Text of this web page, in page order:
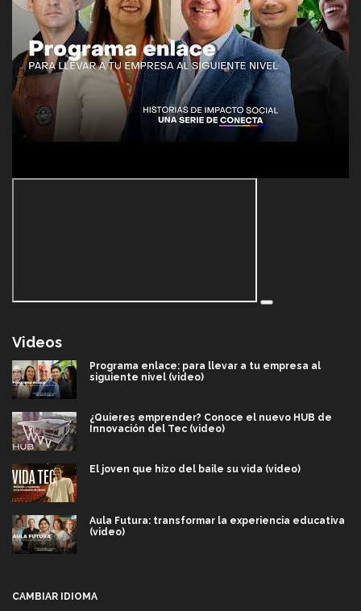
Videos
Programa enlace: para llevar a tu empresa al
siguiente nivel (video)
¿Quieres emprender? Conoce el nuevo HUB de
Innovación del Tec (video)
El joven que hizo del baile su vida (video)
Aula Futura: transformar la experiencia educativa
(video)
CAMBIAR IDIOMA